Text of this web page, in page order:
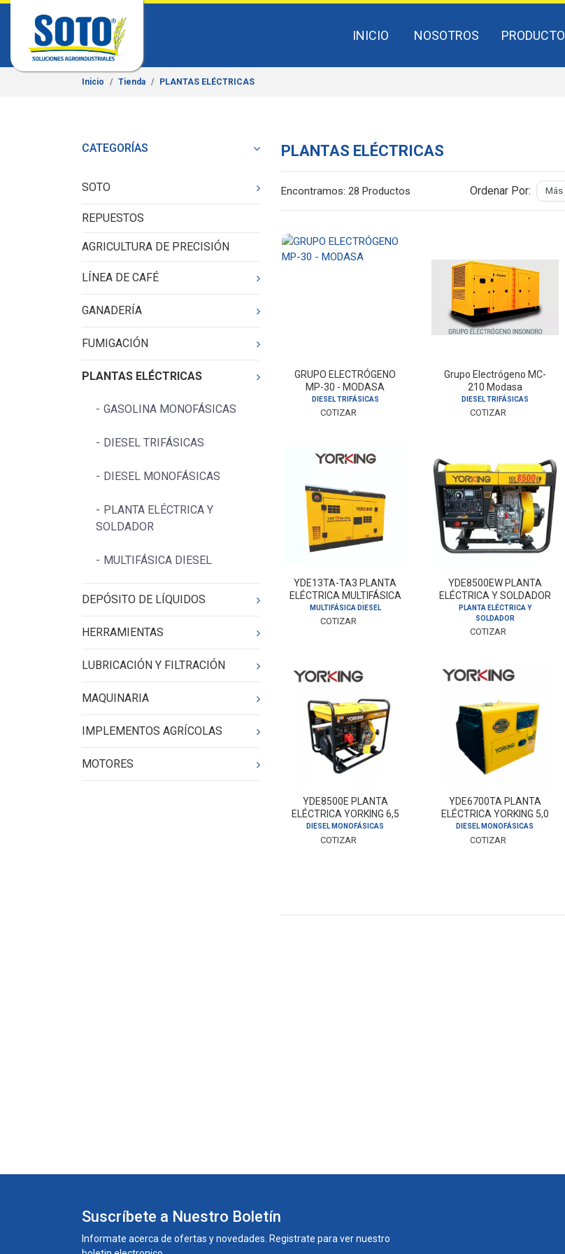
INICIO NOSOTROS PRODUCTO
Inicio Tienda PLANTAS ELÉCTRICAS
CATEGORÍAS
SOTO
REPUESTOS
AGRICULTURA DE PRECISIÓN
LÍNEA DE CAFÉ
GANADERÍA
FUMIGACIÓN
PLANTAS ELÉCTRICAS
GASOLINA MONOFÁSICAS
DIESEL TRIFÁSICAS
DIESEL MONOFÁSICAS
PLANTA ELÉCTRICA Y
SOLDADOR
MULTIFÁSICA DIESEL
DEPÓSITO DE LÍQUIDOS
HERRAMIENTAS
LUBRICACIÓN Y FILTRACIÓN
MAQUINARIA
IMPLEMENTOS AGRÍCOLAS
MOTORES
PLANTAS ELÉCTRICAS
Encontramos: 28 Productos Ordenar Por:
GRUPO ELECTRÓGENO
MP-30 - MODASA
DIESEL TRIFÁSICAS
COTIZAR
Grupo Electrógeno MC-
210 Modasa
DIESEL TRIFÁSICAS
COTIZAR
YDE13TA-TA3 PLANTA
ELÉCTRICA MULTIFÁSICA
YORKING DIÉSEL
MULTIFÁSICA DIESEL
COTIZAR
YDE8500EW PLANTA
ELÉCTRICA Y SOLDADOR
YORKING
PLANTA ELÉCTRICA Y
SOLDADOR
COTIZAR
YDE8500E PLANTA
ELÉCTRICA YORKING 6,5
KW DIESEL
DIESEL MONOFÁSICAS
COTIZAR
YDE6700TA PLANTA
ELÉCTRICA YORKING 5,0
KW DIESEL
DIESEL MONOFÁSICAS
COTIZAR
Suscríbete a Nuestro Boletín
Informate acerca de ofertas y novedades. Registrate para ver nuestro